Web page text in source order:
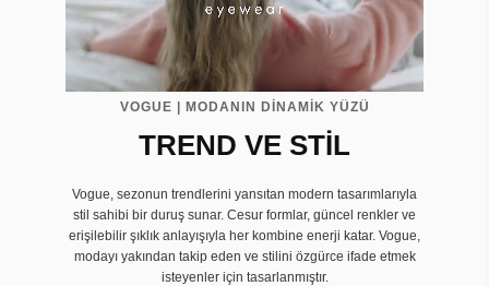
VOGUE | MODANIN DİNAMİK YÜZÜ
TREND VE STİL
Vogue, sezonun trendlerini yansıtan modern tasarımlarıyla
stil sahibi bir duruş sunar. Cesur formlar, güncel renkler ve
erişilebilir şıklık anlayışıyla her kombine enerji katar. Vogue,
modayı yakından takip eden ve stilini özgürce ifade etmek
isteyenler için tasarlanmıştır.